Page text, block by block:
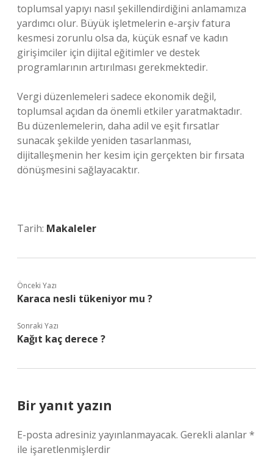
toplumsal yapıyı nasıl şekillendirdiğini anlamamıza
yardımcı olur. Büyük işletmelerin e-arşiv fatura
kesmesi zorunlu olsa da, küçük esnaf ve kadın
girişimciler için dijital eğitimler ve destek
programlarının artırılması gerekmektedir.
Vergi düzenlemeleri sadece ekonomik değil,
toplumsal açıdan da önemli etkiler yaratmaktadır.
Bu düzenlemelerin, daha adil ve eşit fırsatlar
sunacak şekilde yeniden tasarlanması,
dijitalleşmenin her kesim için gerçekten bir fırsata
dönüşmesini sağlayacaktır.
Tarih: Makaleler
Önceki Yazı
Karaca nesli tükeniyor mu ?
Sonraki Yazı
Kağıt kaç derece ?
Bir yanıt yazın
E-posta adresiniz yayınlanmayacak. Gerekli alanlar*
ile işaretlenmişlerdir